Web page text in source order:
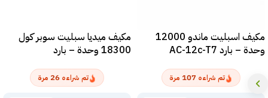
مكيف اسبليت ماندو 12000
وحدة – بارد AC-12c-T7
تم شراءه 107 مرة
مكيف ميديا سبليت سوبر كول
18300 وحدة – بارد
تم شراءه 26 مرة